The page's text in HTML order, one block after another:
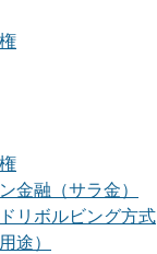
金融（サラ金）
リボルビング方式
途）